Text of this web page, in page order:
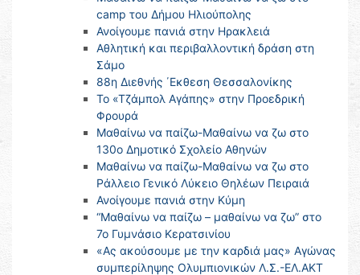
camp του Δήμου Ηλιούπολης
Ανοίγουμε πανιά στην Ηρακλειά
Αθλητική και περιβαλλοντική δράση στη
Σάμο
88η Διεθνής ΄Εκθεση Θεσσαλονίκης
Το «Τζάμπολ Αγάπης» στην Προεδρική
Φρουρά
Μαθαίνω να παίζω-Μαθαίνω να ζω στο
130ο Δημοτικό Σχολείο Αθηνών
Μαθαίνω να παίζω-Μαθαίνω να ζω στο
Ράλλειο Γενικό Λύκειο Θηλέων Πειραιά
Ανοίγουμε πανιά στην Κύμη
“Μαθαίνω να παίζω – μαθαίνω να ζω” στο
7ο Γυμνάσιο Κερατσινίου
«Ας ακούσουμε με την καρδιά μας» Αγώνας
συμπερίληψης Ολυμπιονικών Λ.Σ.-ΕΛ.ΑΚΤ